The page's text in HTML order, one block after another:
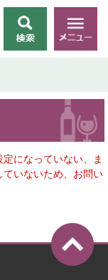
索
メ
ニ
になっていない、ま
いないため、お問い